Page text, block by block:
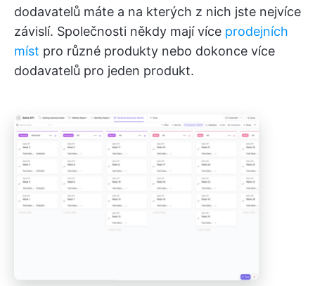
dodavatelů máte a na kterých z nich jste nejvíce
závislí. Společnosti někdy mají více prodejních
míst pro různé produkty nebo dokonce více
dodavatelů pro jeden produkt.